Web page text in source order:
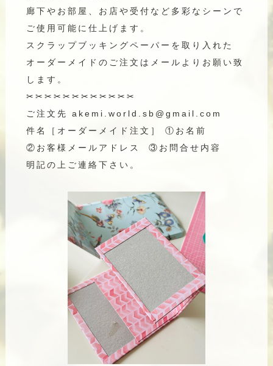
廊下やお部屋、お店や受付など多彩なシーンで
ご使用可能に仕上げます。
スクラップブッキングペーパーを取り入れた
オーダーメイドのご注文はメールよりお願い致
します。
✂︎✂︎✂︎✂︎✂︎✂︎✂︎✂︎✂︎✂︎✂︎✂︎
ご注文先 akemi.world.sb@gmail.com
件名［オーダーメイド注文］ ①お名前
②お客様メールアドレス ③お問合せ内容
明記の上ご連絡下さい。